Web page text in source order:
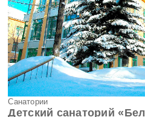
Санатории
Детский санаторий